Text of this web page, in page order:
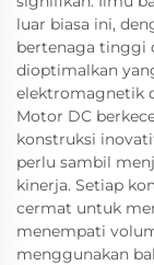
luar biasa ini,
bertenaga tinggi
dioptimalkan
elektromagnetik
Motor DC
konstruksi
perlu sambil
kinerja. Setiap
cermat untuk
menempati
menggunakan